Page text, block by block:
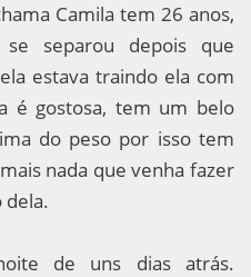
Camila tem 26 anos,
separou depois que
estava traindo ela com
é gostosa, tem um belo
do peso por isso tem
nada que venha fazer
dela.
de uns dias atrás.